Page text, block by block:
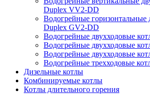
Duplex VV2-DD
Водогрейные горизонтальные
Duplex GV2-DD
Водогрейные двухходовые
Водогрейные двухходовые
Водогрейные двухходовые
Водогрейные трехходовые
Дизельные котлы
Комбинируемые котлы
Котлы длительного горения